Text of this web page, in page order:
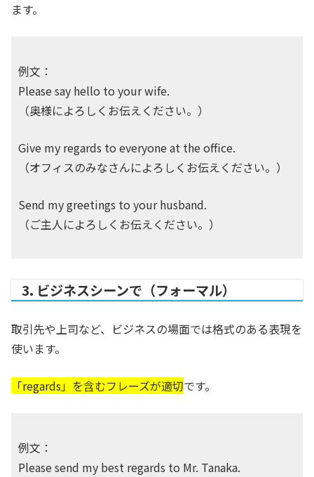
ます。
例文：
Please say hello to your wife.
（奥様によろしくお伝えください。）
Give my regards to everyone at the office.
（オフィスのみなさんによろしくお伝えください。）
Send my greetings to your husband.
（ご主人によろしくお伝えください。）
3. ビジネスシーンで（フォーマル）
取引先や上司など、ビジネスの場面では格式のある表現を
使います。
「regards」を含むフレーズが適切です。
例文：
Please send my best regards to Mr. Tanaka.